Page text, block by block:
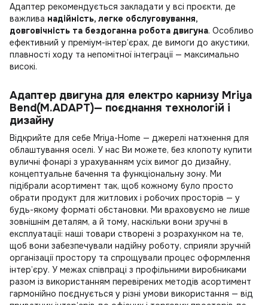
Адаптер рекомендується закладати у всі проєкти, де
важлива надійність, легке обслуговування,
довговічність та бездоганна робота двигуна. Особливо
ефективний у преміум-інтер’єрах, де вимоги до акустики,
плавності ходу та непомітної інтеграції — максимально
високі.
Aдаптер двигуна для електро карнизу Mriya
Bend(M.ADAPT)— поєднання технологій і
дизайну
Відкрийте для себе Mriya-Home — джерелі натхнення для
облаштування оселі. У нас Ви можете, без клопоту купити
вуличні фонарі з урахуванням усіх вимог до дизайну,
концептуальне бачення та функціональну зону. Ми
підібрали асортимент так, щоб кожному було просто
обрати продукт для житлових і робочих просторів — у
будь-якому форматі обстановки. Ми враховуємо не лише
зовнішнім деталям, а й тому, наскільки вони зручні в
експлуатації: наші товари створені з розрахунком на те,
щоб вони забезпечували надійну роботу, сприяли зручній
організації простору та спрощували процес оформлення
інтер’єру. У межах співпраці з профільними виробниками
разом із використанням перевірених методів асортимент
гармонійно поєднується у різні умови використання — від